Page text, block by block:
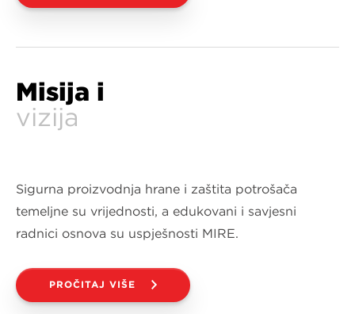
Misija i
vizija
Sigurna proizvodnja hrane i zaštita potrošača
temeljne su vrijednosti, a edukovani i savjesni
radnici osnova su uspješnosti MIRE.
PROČITAJ VIŠE